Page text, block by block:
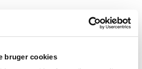
bruger cookies